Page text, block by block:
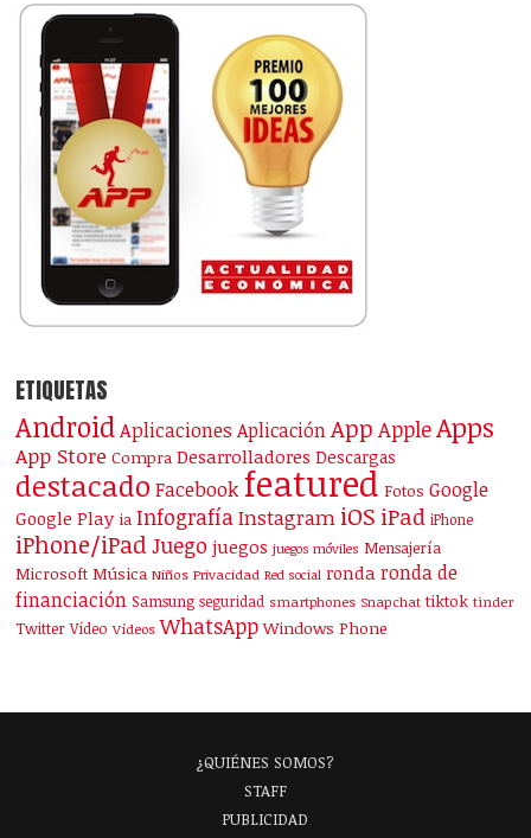
ETIQUETAS
Android Aplicaciones Aplicación App AppleApps
App Store Compra Desarrolladores Descargas
destacado Facebook featured Fotos Google
Google Play ia Infografía Instagram iOS iPad iPhone
iPhone/iPad Juego juegos juegos móviles Mensajería
Microsoft Música Niños Privacidad Red social ronda ronda de
financiación Samsung seguridad smartphones Snapchat tiktok tinder
Twitter Vídeo Vídeos WhatsApp Windows Phone
¿QUIÉNES SOMOS?
STAFF
PUBLICIDAD